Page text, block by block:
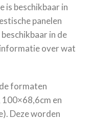
is beschikbaar in
panelen
in de
over wat
formaten
100×68,6cm en
Deze worden